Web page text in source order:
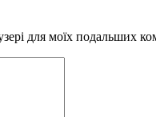
для моїх подальших